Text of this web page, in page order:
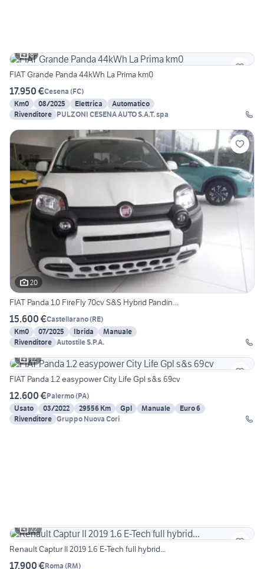
8
FIAT Grande Panda 44kWh La Prima km0
17.950 €Cesena (FC)
Km0
08/2025 Elettrica
Automatico
Rivenditore
PULZONI CESENA AUTO S.A.T. spa
20
FIAT Panda 1.0 FireFly 70cv S&S Hybrid Pandin...
15.600 €Castellarano(RE)
Km0
07/2025 Ibrida
Manuale
Rivenditore Autostile S.P.A.
12
FIAT Panda 1.2 easypower City Life Gpl s&s 69cv
12.600 €Palermo(PA)
Usato
03/2022 29556 Km Gpl Manuale
Euro 6
Rivenditore Gruppo Nuova Cori
22
Renault Captur II 2019 1.6 E-Tech full hybrid...
17.900 €Roma (RM)